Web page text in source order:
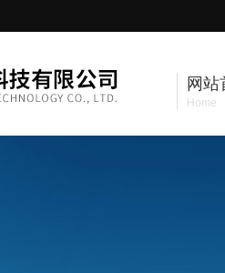
网站
Home